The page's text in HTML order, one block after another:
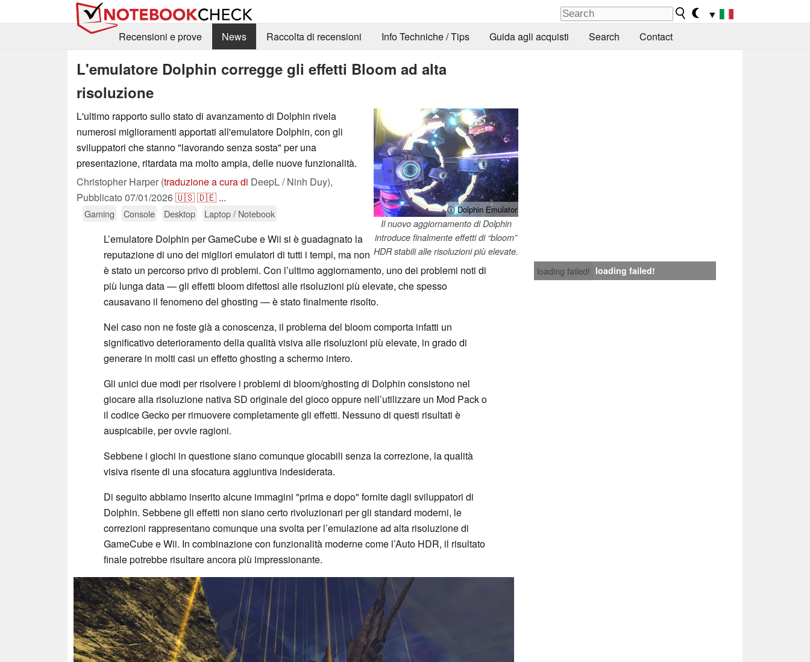
▼
Recensioni e prove
News Raccolta di recensioni Info Techniche / Tips Guida agli acquisti Search Contact
L'emulatore Dolphin corregge gli effetti Bloom ad alta
risoluzione
ⓘ Dolphin Emulator
Il nuovo aggiornamento di Dolphin
introduce finalmente effetti di “bloom”
HDR stabili alle risoluzioni più elevate.
L'ultimo rapporto sullo stato di avanzamento di Dolphin rivela
numerosi miglioramenti apportati all'emulatore Dolphin, con gli
sviluppatori che stanno "lavorando senza sosta" per una
presentazione, ritardata ma molto ampia, delle nuove funzionalità.
Christopher Harper (traduzione a cura di DeepL / Ninh Duy),
Pubblicato 07/01/2026🇺🇸🇩🇪 ...
Gaming Console Desktop Laptop / Notebook
loading failed! loading failed!
L’emulatore Dolphin per GameCube e Wii si è guadagnato la
reputazione di uno dei migliori emulatori di tutti i tempi, ma non
è stato un percorso privo di problemi. Con l’ultimo aggiornamento, uno dei problemi noti di
più lunga data — gli effetti bloom difettosi alle risoluzioni più elevate, che spesso
causavano il fenomeno del ghosting — è stato finalmente risolto.
Nel caso non ne foste già a conoscenza, il problema del bloom comporta infatti un
significativo deterioramento della qualità visiva alle risoluzioni più elevate, in grado di
generare in molti casi un effetto ghosting a schermo intero.
Gli unici due modi per risolvere i problemi di bloom/ghosting di Dolphin consistono nel
giocare alla risoluzione nativa SD originale del gioco oppure nell’utilizzare un Mod Pack o
il codice Gecko per rimuovere completamente gli effetti. Nessuno di questi risultati è
auspicabile, per ovvie ragioni.
Sebbene i giochi in questione siano comunque giocabili senza la correzione, la qualità
visiva risente di una sfocatura aggiuntiva indesiderata.
Di seguito abbiamo inserito alcune immagini "prima e dopo" fornite dagli sviluppatori di
Dolphin. Sebbene gli effetti non siano certo rivoluzionari per gli standard moderni, le
correzioni rappresentano comunque una svolta per l’emulazione ad alta risoluzione di
GameCube e Wii. In combinazione con funzionalità moderne come l’Auto HDR, il risultato
finale potrebbe risultare ancora più impressionante.